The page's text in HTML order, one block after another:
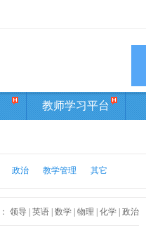
教师学习平台
政治 教学管理 其它
： 领导 | 英语 | 数学 | 物理 | 化学 | 政治